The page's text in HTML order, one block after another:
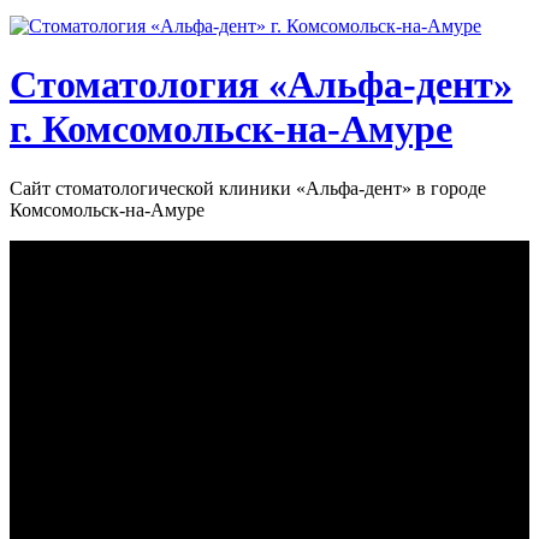
Стоматология «‎Альфа-дент»‎
г. Комсомольск-на-Амуре
Сайт стоматологической клиники «‎Альфа-дент» в городе
Комсомольск-на-Амуре